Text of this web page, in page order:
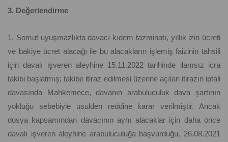
3. Değerlendirme
1. Somut uyuşmazlıkta davacı kıdem tazminatı, yıllık izin ücreti
ve bakiye ücret alacağı ile bu alacakların işlemiş faizinin tahsili
için davalı işveren aleyhine 15.11.2022 tarihinde ilamsız icra
takibi başlatmış; takibe itiraz edilmesi üzerine açılan itirazın iptali
davasında Mahkemece, davanın arabuluculuk dava şartının
yokluğu sebebiyle usulden reddine karar verilmiştir. Ancak
dosya kapsamından davacının aynı alacaklar için daha önce
davalı işveren aleyhine arabuluculuğa başvurduğu, 26.08.2021